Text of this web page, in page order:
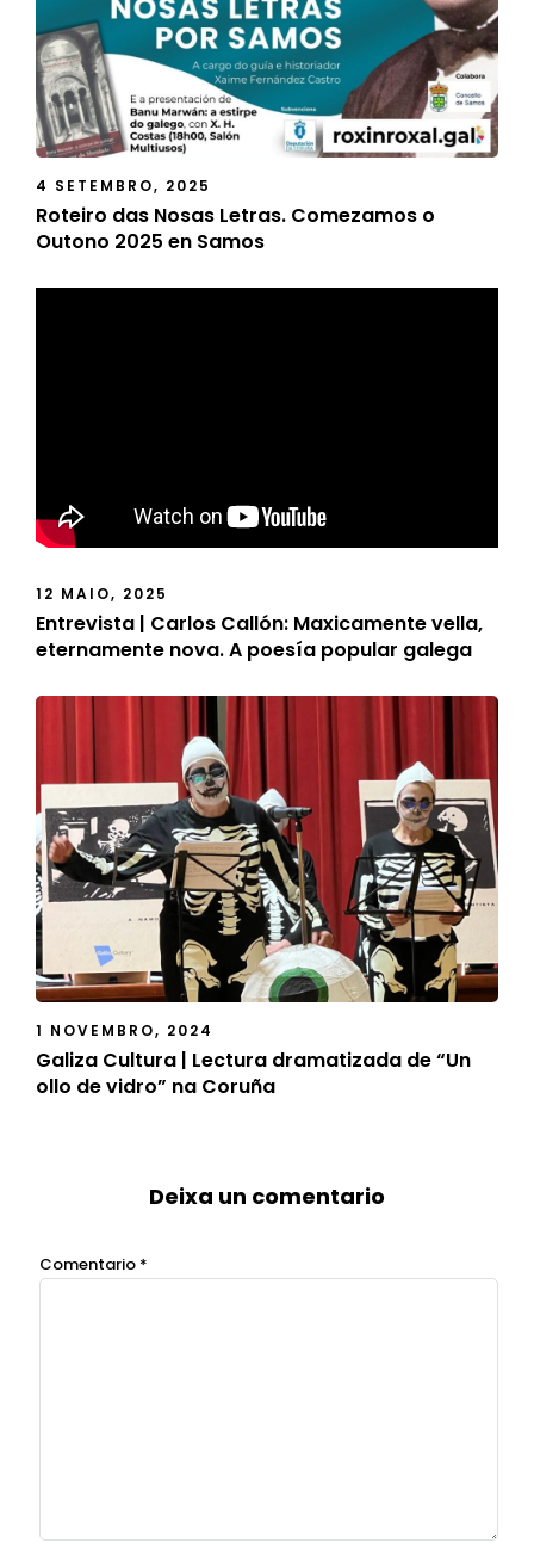
4 SETEMBRO, 2025
Roteiro das Nosas Letras. Comezamos o
Outono 2025 en Samos
12 MAIO, 2025
Entrevista | Carlos Callón: Maxicamente vella,
eternamente nova. A poesía popular galega
1 NOVEMBRO, 2024
Galiza Cultura | Lectura dramatizada de “Un
ollo de vidro” na Coruña
Deixa un comentario
Comentario *